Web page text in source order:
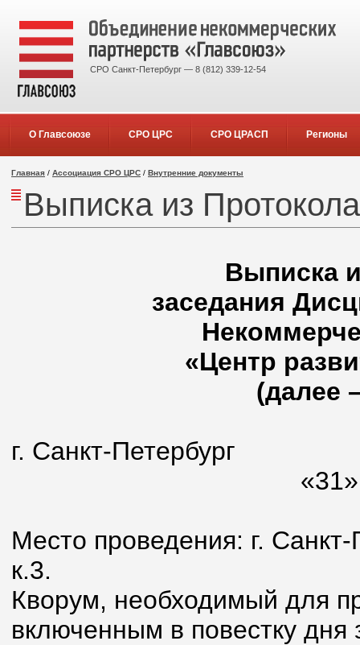
СРО Санкт-Петербург — 8 (812) 339-12-54
О Главсоюзе СРО ЦРС СРО ЦРАСП Регионы
Главная / Ассоциация СРО ЦРС / Внутренние документы
Выписка из
Выписка
заседания
«Центр
(далее
г. Санкт-Петербург
«31» марта
Место проведения: г.
к.3.
Кворум, необходимый для
включенным в повестку дня